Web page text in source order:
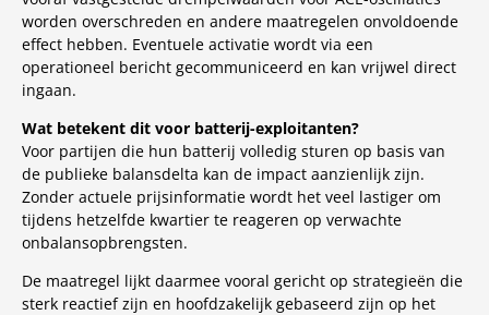
worden overschreden en andere maatregelen onvoldoende
effect hebben. Eventuele activatie wordt via een
operationeel bericht gecommuniceerd en kan vrijwel direct
ingaan.
Wat betekent dit voor batterij-exploitanten?
Voor partijen die hun batterij volledig sturen op basis van
de publieke balansdelta kan de impact aanzienlijk zijn.
Zonder actuele prijsinformatie wordt het veel lastiger om
tijdens hetzelfde kwartier te reageren op verwachte
onbalansopbrengsten.
De maatregel lijkt daarmee vooral gericht op strategieën die
sterk reactief zijn en hoofdzakelijk gebaseerd zijn op het